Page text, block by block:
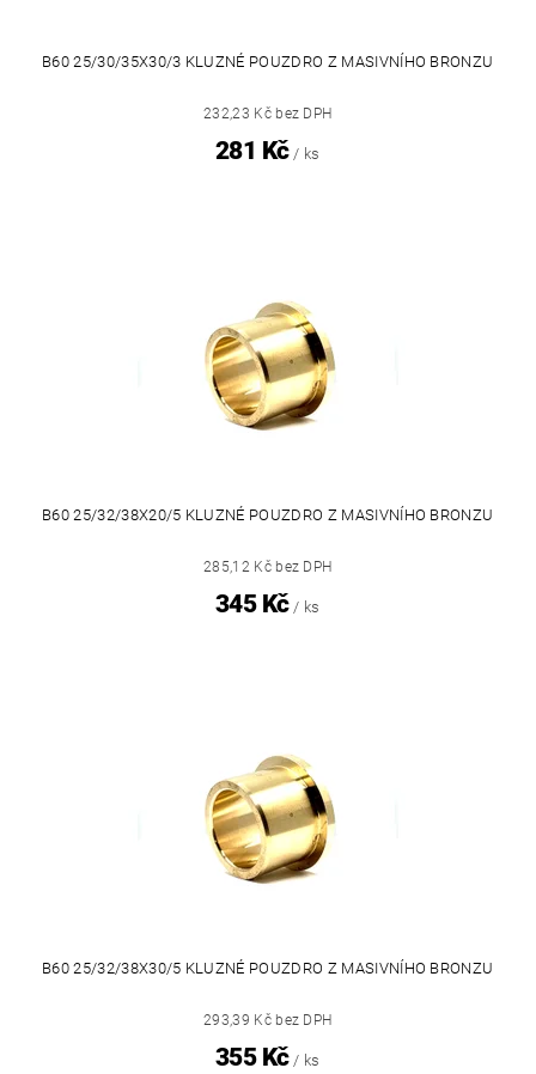
B60 25/30/35X30/3 KLUZNÉ POUZDRO Z MASIVNÍHO BRONZU
232,23 Kč bez DPH
281 Kč / ks
B60 25/32/38X20/5 KLUZNÉ POUZDRO Z MASIVNÍHO BRONZU
285,12 Kč bez DPH
345 Kč / ks
B60 25/32/38X30/5 KLUZNÉ POUZDRO Z MASIVNÍHO BRONZU
293,39 Kč bez DPH
355 Kč / ks